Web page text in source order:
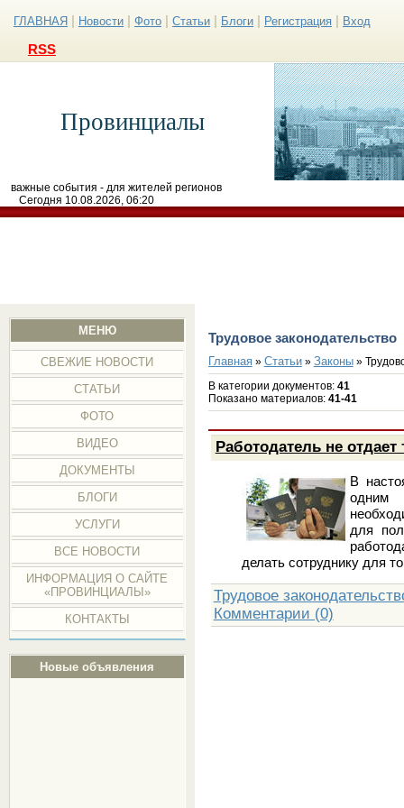
ГЛАВНАЯ Новости Фото Статьи Блоги Регистрация Вход
RSS
Провинциалы
важные события - для жителей регионов
Сегодня 10.08.2026, 06:20
МЕНЮ
СВЕЖИЕ НОВОСТИ
СТАТЬИ
ФОТО
ВИДЕО
ДОКУМЕНТЫ
БЛОГИ
УСЛУГИ
ВСЕ НОВОСТИ
ИНФОРМАЦИЯ О САЙТЕ
«ПРОВИНЦИАЛЫ»
КОНТАКТЫ
Новые объявления
Трудовое законодательство
Главная» Статьи» Законы»
В категории документов: 41
Показано материалов: 41-41
Работодатель не
В
одним
для
делать сотруднику для
Трудовое
Комментарии (0)